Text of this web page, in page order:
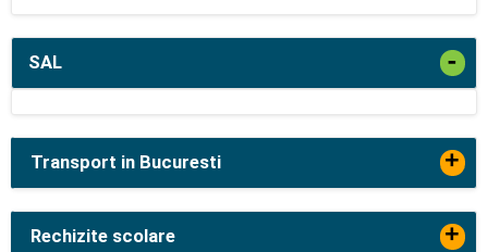
SAL -
Transport in Bucuresti +
Rechizite scolare +